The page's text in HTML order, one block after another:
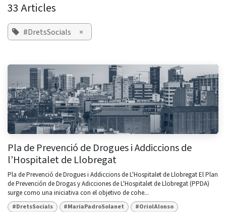
33 Articles
#DretsSocials ×
Pla de Prevenció de Drogues i Addiccions de
l’Hospitalet de Llobregat
Pla de Prevenció de Drogues i Addiccions de L'Hospitalet de Llobregat El Plan
de Prevención de Drogas y Adicciones de L'Hospitalet de Llobregat (PPDA)
surge como una iniciativa con el objetivo de cohe...
#DretsSocials #MariaPadroSolanet
#OriolAlonso